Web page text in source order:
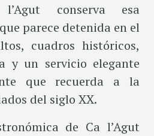
conserva esa
parece detenida en el
cuadros históricos,
y un servicio elegante
que recuerda a la
del siglo XX.
de Ca l’Agut